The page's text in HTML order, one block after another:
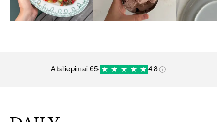
atsiliepimai 65· 4.8